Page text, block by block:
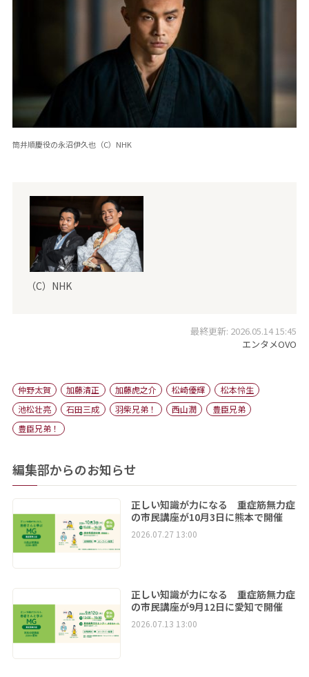
筒井順慶役の永沼伊久也（C）NHK
（C）NHK
最終更新: 2026.05.14 15:45
エンタメOVO
仲野太賀 加藤清正 加藤虎之介 松崎優輝
松本怜生
池松壮亮
石田三成 羽柴兄弟！ 西山潤
豊臣兄弟
豊臣兄弟！
編集部からのお知らせ
正しい知識が力になる 重症筋無力症
の市民講座が10月3日に熊本で開催
2026.07.27 13:00
正しい知識が力になる 重症筋無力症
の市民講座が9月12日に愛知で開催
2026.07.13 13:00